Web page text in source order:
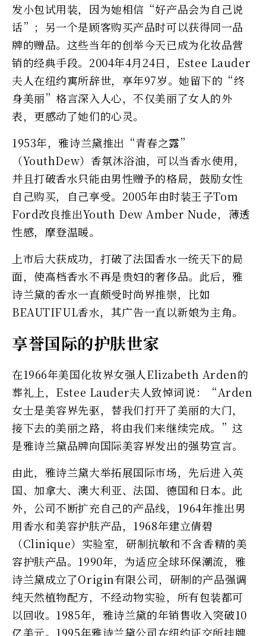
发小包试用装，因为她相信“好产品会为自己说
话”；另一个是顾客购买产品时可以获得同一品
牌的赠品。这些当年的创举今天已成为化妆品营
销的经典手段。2004年4月24日，Estee Lauder
夫人在纽约寓所辞世，享年97岁。她留下的“终
身美丽”格言深入人心，不仅美丽了女人的外
表，更感动了她们的心灵。
1953年，雅诗兰黛推出“青春之露”
（YouthDew）香氛沐浴油，可以当香水使用，
并且打破香水只能由男性赠予的格局，鼓励女性
自己购买，自己享受。2005年由时装王子Tom
Ford改良推出Youth Dew Amber Nude，薄透
性感，摩登温暖。
上市后大获成功，打破了法国香水一统天下的局
面，使高档香水不再是贵妇的奢侈品。此后，雅
诗兰黛的香水一直颇受时尚界推崇，比如
BEAUTIFUL香水，其广告一直以新娘为主角。
享誉国际的护肤世家
在1966年美国化妆界女强人Elizabeth Arden的
葬礼上，Estee Lauder夫人致悼词说：“Arden
女士是美容界先驱，替我们打开了美丽的大门，
接下去的美丽之路，将由我们来继续完成。”这
是雅诗兰黛品牌向国际美容界发出的强势宣言。
由此，雅诗兰黛大举拓展国际市场，先后进入英
国、加拿大、澳大利亚、法国、德国和日本。此
外，公司不断扩充自己的产品线，1964年推出男
用香水和美容护肤产品，1968年建立倩碧
（Clinique）实验室，研制抗敏和不含香精的美
容护肤产品。1990年，为适应全球环保潮流，雅
诗兰黛成立了Origin有限公司，研制的产品强调
纯天然植物配方，不经动物实验，所有包装都可
以回收。1985年，雅诗兰黛的年销售收入突破10
亿美元。1995年雅诗兰黛公司在纽约证交所挂牌